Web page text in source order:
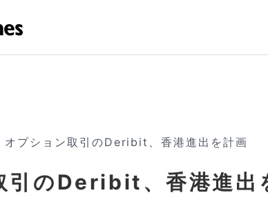
オプション取引のDeribit、香港進出を計画
引のDeribit、香港進出